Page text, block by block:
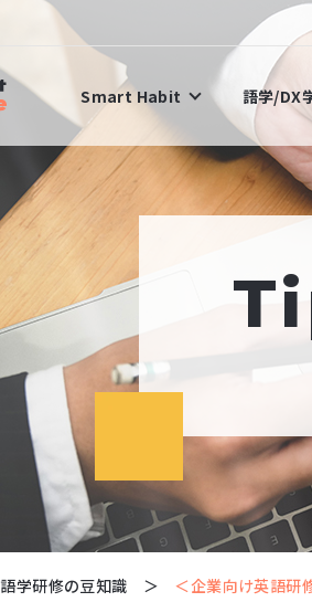
Smart Habit 語学/DX
語学研修の豆知識 ＜企業向け英語研